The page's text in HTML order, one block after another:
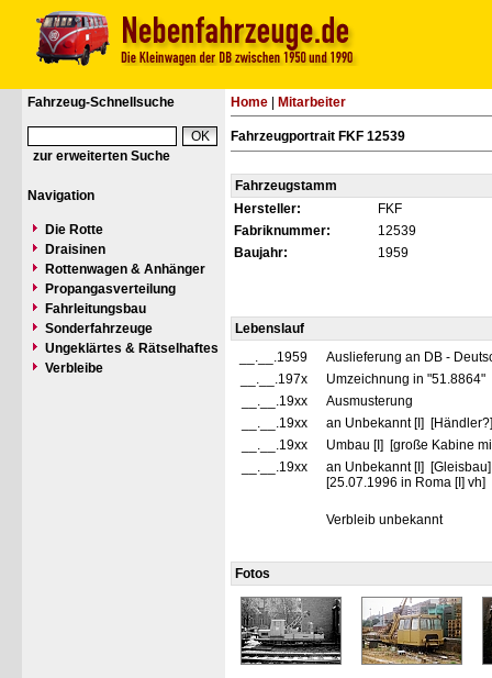
Fahrzeug-Schnellsuche
zur erweiterten Suche
Navigation
Die Rotte
Draisinen
Rottenwagen & Anhänger
Propangasverteilung
Fahrleitungsbau
Sonderfahrzeuge
Ungeklärtes & Rätselhaftes
Verbleibe
Home Mitarbeiter
Fahrzeugportrait FKF 12539
Fahrzeugstamm
Hersteller:
FKF
Fabriknummer:
12539
Baujahr:
1959
Lebenslauf
__.__.1959
Auslieferung an DB -
__.__.197x
Umzeichnung in "51.8864"
__.__.19xx
Ausmusterung
__.__.19xx
an Unbekannt [I] [Händler?]
__.__.19xx
Umbau [I] [große Kabine
__.__.19xx
an Unbekannt [I] [Gleisbau]
[25.07.1996 in Roma [I] vh]
Verbleib unbekannt
Fotos